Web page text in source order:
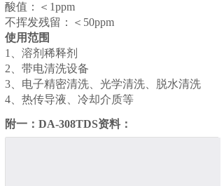
酸值：＜1ppm
不挥发残留：＜50ppm
使用范围
1、溶剂稀释剂
2、带电清洗设备
3、电子精密清洗、光学清洗、脱水清洗
4、热传导液、冷却介质等
附一：DA-308TDS资料：